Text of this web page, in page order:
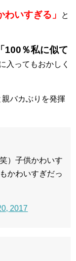
わいすぎる」
と
「100％私に似て
入ってもおかしく
親バカぶりを発揮
）子供かわいす
かわいすぎだっ
2017